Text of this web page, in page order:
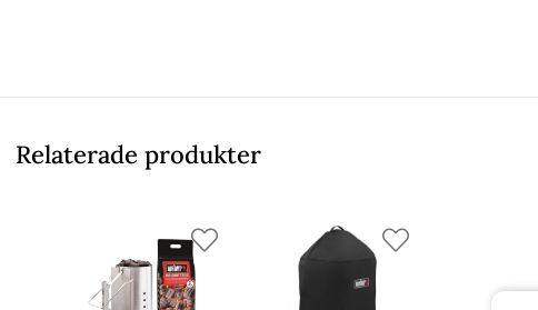
Relaterade produkter